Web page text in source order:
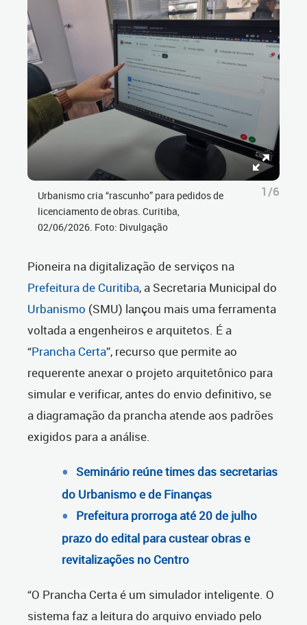
Urbanismo cria “rascunho” para pedidos de
licenciamento de obras. Curitiba,
02/06/2026. Foto: Divulgação
1/6
Pioneira na digitalização de serviços na
Prefeitura de Curitiba, a Secretaria Municipal do
Urbanismo (SMU) lançou mais uma ferramenta
voltada a engenheiros e arquitetos. É a
“Prancha Certa”, recurso que permite ao
requerente anexar o projeto arquitetônico para
simular e verificar, antes do envio definitivo, se
a diagramação da prancha atende aos padrões
exigidos para a análise.
Seminário reúne times das secretarias
do Urbanismo e de Finanças
Prefeitura prorroga até 20 de julho
prazo do edital para custear obras e
revitalizações no Centro
“O Prancha Certa é um simulador inteligente. O
sistema faz a leitura do arquivo enviado pelo